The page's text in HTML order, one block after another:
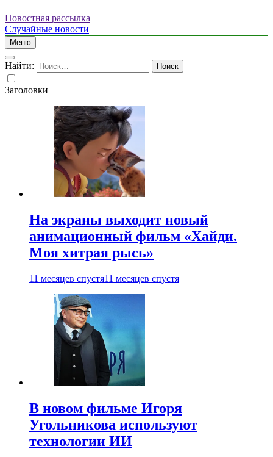
Новостная рассылка
Случайные новости
Меню
Найти:
Заголовки
На экраны выходит новый
анимационный фильм «Хайди.
Моя хитрая рысь»
11 месяцев спустя11 месяцев спустя
В новом фильме Игоря
Угольникова используют
технологии ИИ